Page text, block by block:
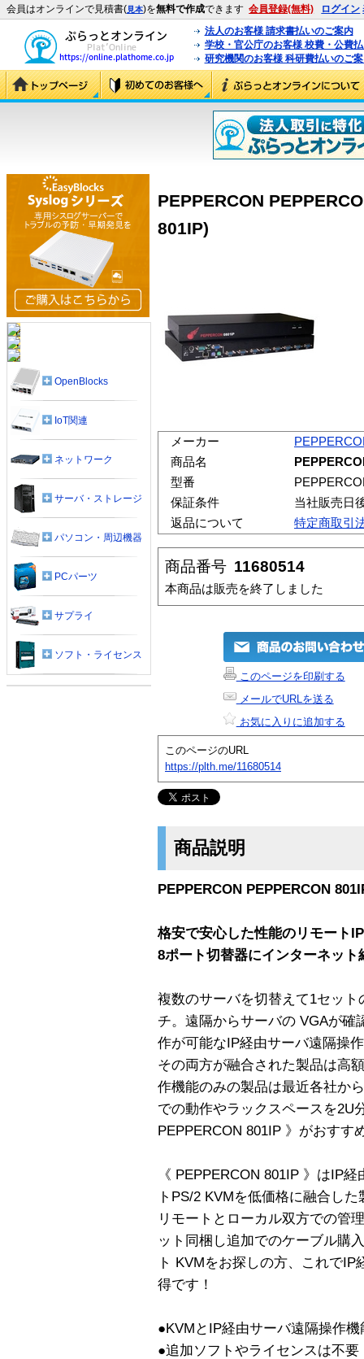
会員はオンラインで見積書(見本)を無料で作成できます 会員登録(無料) ログイン
法人のお客様 請求書払いのご案内
学校・官公庁のお客様 校費・公費
研究機関のお客様 科研費払いのご
PEPPERCON
801IP)
メーカー
商品名
型番
保証条件
当社販売日
返品について
特定商取引
商品番号 11680514
本商品は販売を終了しました
このページを印刷する
メールでURLを送る
お気に入りに追加する
このページのURL
https://plth.me/11680514
商品説明
PEPPERCON PEPPERCON
格安で安心した性能のリモート
8ポート切替器にインターネッ
複数のサーバを切替えて1セッ
チ。遠隔からサーバの VGAが確
作が可能なIP経由サーバ遠隔操
その両方が融合された製品は高
作機能のみの製品は最近各社か
での動作やラックスペースを2U
PEPPERCON 801IP 》がおすす
《 PEPPERCON 801IP 》はIP
トPS/2 KVMを低価格に融合し
リモートとローカル双方での管
ット同梱し追加でのケーブル購
ト KVMをお探しの方、これで
得です！
●KVMとIP経由サーバ遠隔操作
●追加ソフトやライセンスは不要
OpenBlocks
IoT関連
ネットワーク
サーバ・ストレージ
パソコン・周辺機器
PCパーツ
サプライ
ソフト・ライセンス